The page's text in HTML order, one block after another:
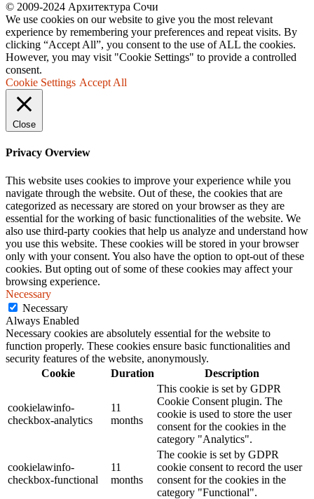
© 2009-2024 Архитектура Сочи
We use cookies on our website to give you the most relevant
experience by remembering your preferences and repeat visits. By
clicking “Accept All”, you consent to the use of ALL the cookies.
However, you may visit "Cookie Settings" to provide a controlled
consent.
Cookie Settings Accept All
Close
Privacy Overview
This website uses cookies to improve your experience while you
navigate through the website. Out of these, the cookies that are
categorized as necessary are stored on your browser as they are
essential for the working of basic functionalities of the website. We
also use third-party cookies that help us analyze and understand how
you use this website. These cookies will be stored in your browser
only with your consent. You also have the option to opt-out of these
cookies. But opting out of some of these cookies may affect your
browsing experience.
Necessary
Necessary
Always Enabled
Necessary cookies are absolutely essential for the website to
function properly. These cookies ensure basic functionalities and
security features of the website, anonymously.
Cookie
Duration Description
cookielawinfo-
checkbox-analytics
11
months
This cookie is set by GDPR
Cookie Consent plugin. The
cookie is used to store the user
consent for the cookies in the
category "Analytics".
cookielawinfo-
checkbox-functional
11
months
The cookie is set by GDPR
cookie consent to record the user
consent for the cookies in the
category "Functional".